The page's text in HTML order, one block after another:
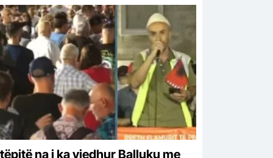
na i ka vjedhur Balluku me